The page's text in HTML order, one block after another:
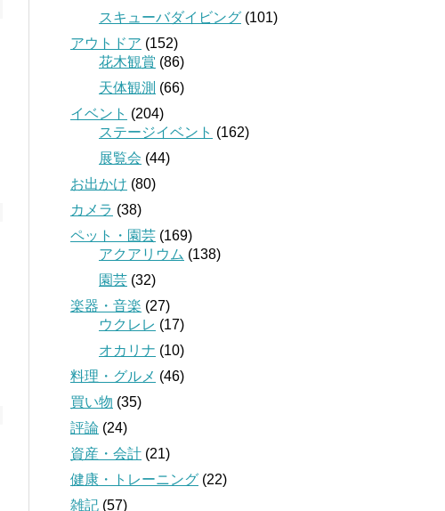
スキューバダイビング (101)
アウトドア (152)
花木観賞 (86)
天体観測 (66)
イベント (204)
ステージイベント (162)
展覧会 (44)
お出かけ (80)
カメラ (38)
ペット・園芸 (169)
アクアリウム (138)
園芸 (32)
楽器・音楽 (27)
ウクレレ (17)
オカリナ (10)
料理・グルメ (46)
買い物 (35)
評論 (24)
資産・会計 (21)
健康・トレーニング (22)
雑記 (57)